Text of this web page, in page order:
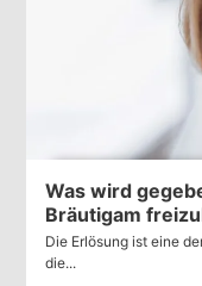
Was wird
Bräutigam
Die Erlösung ist eine
die...